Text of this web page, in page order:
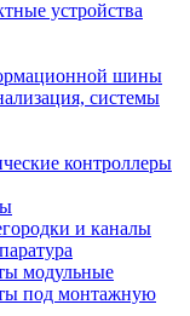
устройства
шины
системы
контроллеры
и каналы
модульные
под монтажную